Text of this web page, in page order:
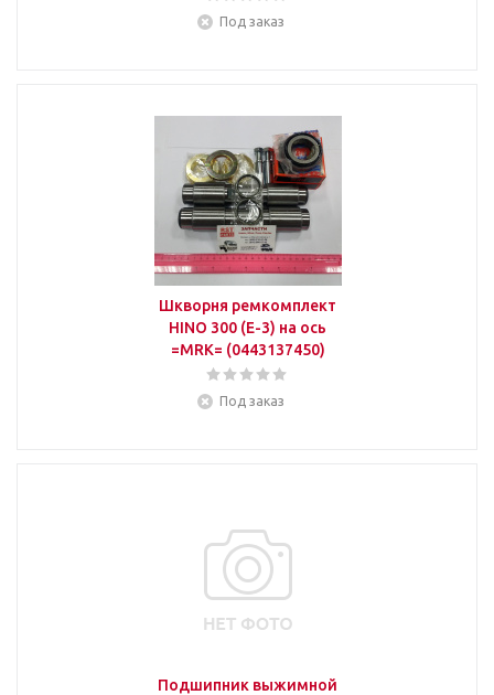
Под заказ
Шкворня ремкомплект
HINO 300 (Е-3) на ось
=MRK= (0443137450)
Под заказ
Подшипник выжимной